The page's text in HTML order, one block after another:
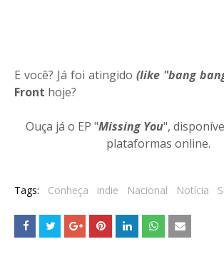
E você? Já foi atingido (like "bang
Front hoje?
Ouça já o EP "Missing You",
plataformas online.
Tags: Conheça indie Nacional Notícia